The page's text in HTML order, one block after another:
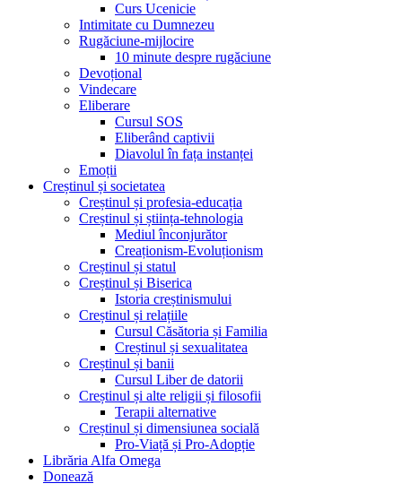
Curs Ucenicie
Intimitate cu Dumnezeu
Rugăciune-mijlocire
10 minute despre rugăciune
Devoțional
Vindecare
Eliberare
Cursul SOS
Eliberând captivii
Diavolul în fața instanței
Emoții
Creștinul și societatea
Creștinul și profesia-educația
Creștinul și știința-tehnologia
Mediul înconjurător
Creaționism-Evoluționism
Creștinul și statul
Creștinul și Biserica
Istoria creștinismului
Creștinul și relațiile
Cursul Căsătoria și Familia
Creștinul și sexualitatea
Creștinul și banii
Cursul Liber de datorii
Creștinul și alte religii și filosofii
Terapii alternative
Creștinul și dimensiunea socială
Pro-Viață și Pro-Adopție
Librăria Alfa Omega
Donează